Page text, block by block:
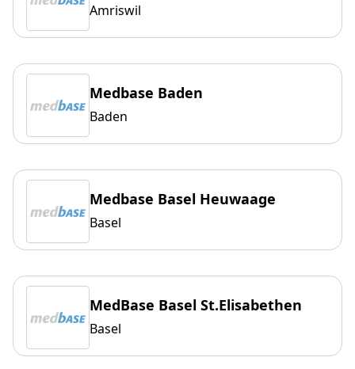
Amriswil
Medbase Baden
Baden
Medbase Basel Heuwaage
Basel
MedBase Basel St.Elisabethen
Basel